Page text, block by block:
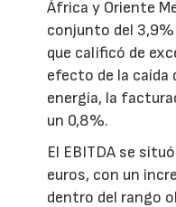
África y Oriente
conjunto del
que calificó de
efecto de la caída
energía, la
un 0,8%.
El EBITDA se
euros, con un
dentro del rango